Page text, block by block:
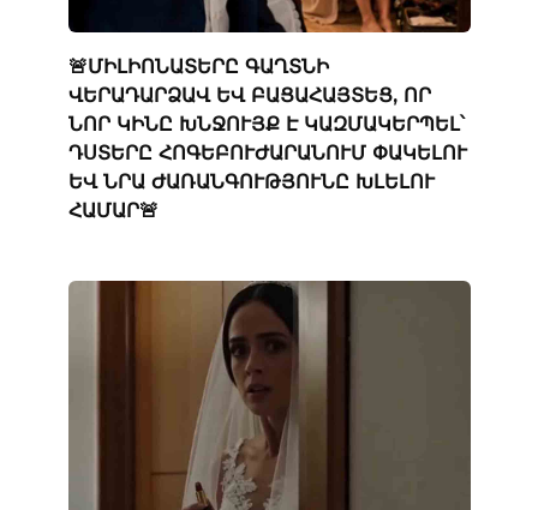
🚨ՄԻԼԻՈՆԱՏԵՐԸ ԳԱՂՏՆԻ
ՎԵՐԱԴԱՐՁԱՎ ԵՎ ԲԱՑԱՀԱՅՏԵՑ, ՈՐ
ՆՈՐ ԿԻՆԸ ԽՆՋՈՒՅՔ Է ԿԱԶՄԱԿԵՐՊԵԼ՝
ԴՍՏԵՐԸ ՀՈԳԵԲՈՒԺԱՐԱՆՈՒՄ ՓԱԿԵԼՈՒ
ԵՎ ՆՐԱ ԺԱՌԱՆԳՈՒԹՅՈՒՆԸ ԽԼԵԼՈՒ
ՀԱՄԱՐ🚨